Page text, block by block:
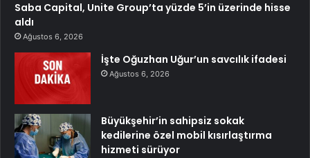
Saba Capital, Unite Group’ta yüzde 5’in üzerinde hisse
aldı
Ağustos 6, 2026
İşte Oğuzhan Uğur’un savcılık ifadesi
Ağustos 6, 2026
Büyükşehir’in sahipsiz sokak
kedilerine özel mobil kısırlaştırma
hizmeti sürüyor